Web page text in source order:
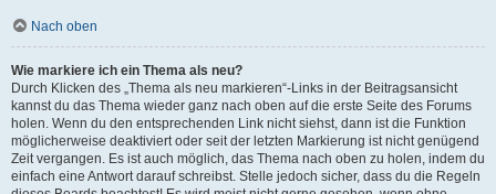
Nach oben
Wie markiere ich ein Thema als neu?
Durch Klicken des „Thema als neu markieren“-Links in der Beitragsansicht
kannst du das Thema wieder ganz nach oben auf die erste Seite des Forums
holen. Wenn du den entsprechenden Link nicht siehst, dann ist die Funktion
möglicherweise deaktiviert oder seit der letzten Markierung ist nicht genügend
Zeit vergangen. Es ist auch möglich, das Thema nach oben zu holen, indem du
einfach eine Antwort darauf schreibst. Stelle jedoch sicher, dass du die Regeln